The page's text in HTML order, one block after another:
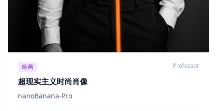
绘画 Professor
超现实主义时尚肖像
nanoBanana-Pro